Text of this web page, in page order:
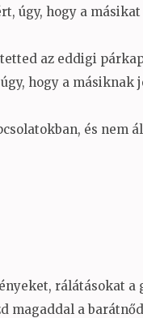
úgy, hogy a
az eddigi
hogy a másiknak
és nem
rálátásokat
magaddal a